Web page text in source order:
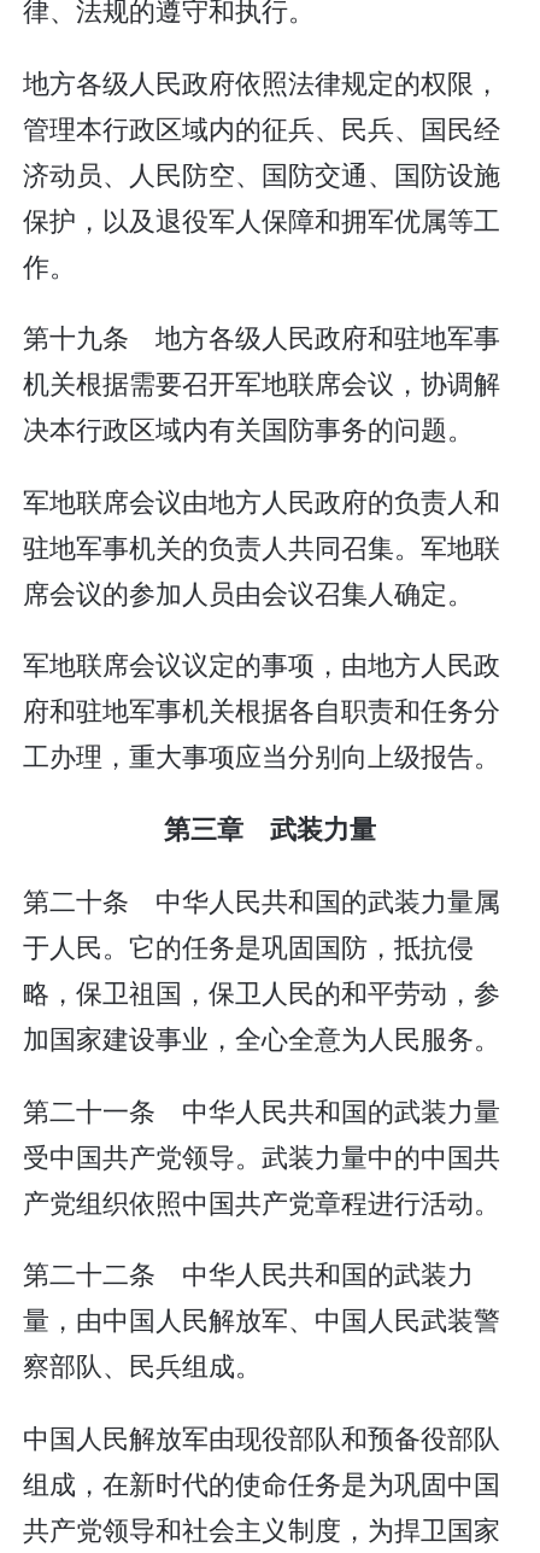
律、法规的遵守和执行。
地方各级人民政府依照法律规定的权限，
管理本行政区域内的征兵、民兵、国民经
济动员、人民防空、国防交通、国防设施
保护，以及退役军人保障和拥军优属等工
作。
第十九条 地方各级人民政府和驻地军事
机关根据需要召开军地联席会议，协调解
决本行政区域内有关国防事务的问题。
军地联席会议由地方人民政府的负责人和
驻地军事机关的负责人共同召集。军地联
席会议的参加人员由会议召集人确定。
军地联席会议议定的事项，由地方人民政
府和驻地军事机关根据各自职责和任务分
工办理，重大事项应当分别向上级报告。
第三章 武装力量
第二十条 中华人民共和国的武装力量属
于人民。它的任务是巩固国防，抵抗侵
略，保卫祖国，保卫人民的和平劳动，参
加国家建设事业，全心全意为人民服务。
第二十一条 中华人民共和国的武装力量
受中国共产党领导。武装力量中的中国共
产党组织依照中国共产党章程进行活动。
第二十二条 中华人民共和国的武装力
量，由中国人民解放军、中国人民武装警
察部队、民兵组成。
中国人民解放军由现役部队和预备役部队
组成，在新时代的使命任务是为巩固中国
共产党领导和社会主义制度，为捍卫国家